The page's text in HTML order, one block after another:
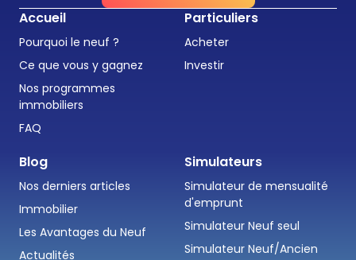
Accueil
Pourquoi le neuf ?
Ce que vous y gagnez
Nos programmes
immobiliers
FAQ
Particuliers
Acheter
Investir
Blog
Nos derniers articles
Immobilier
Les Avantages du Neuf
Actualités
Simulateurs
Simulateur de mensualité
d'emprunt
Simulateur Neuf seul
Simulateur Neuf/Ancien